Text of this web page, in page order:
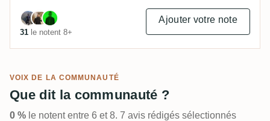
31 le notent 8+
Ajouter votre note
VOIX DE LA COMMUNAUTÉ
Que dit la communauté ?
0 % le notent entre 6 et 8. 7 avis rédigés sélectionnés